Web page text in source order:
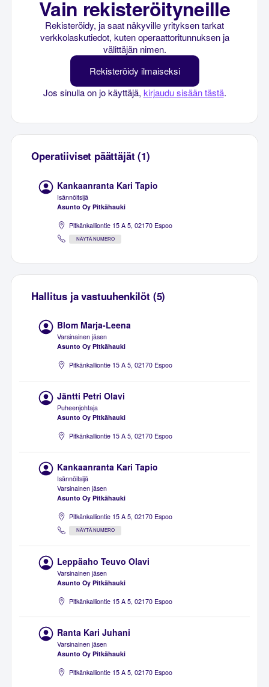
Vain rekisteröityneille
Rekisteröidy, ja saat näkyville yrityksen tarkat
verkkolaskutiedot, kuten operaattoritunnuksen ja
välittäjän nimen.
Rekisteröidy ilmaiseksi
Jos sinulla on jo käyttäjä, kirjaudu sisään tästä.
Operatiiviset päättäjät (1)
Kankaanranta Kari Tapio
Isännöitsijä
Asunto Oy Pitkähauki
Pitkänkalliontie 15 A 5, 02170 Espoo
NÄYTÄ NUMERO
Hallitus ja vastuuhenkilöt (5)
Blom Marja-Leena
Varsinainen jäsen
Asunto Oy Pitkähauki
Pitkänkalliontie 15 A 5, 02170 Espoo
Jäntti Petri Olavi
Puheenjohtaja
Asunto Oy Pitkähauki
Pitkänkalliontie 15 A 5, 02170 Espoo
Kankaanranta Kari Tapio
Isännöitsijä
Varsinainen jäsen
Asunto Oy Pitkähauki
Pitkänkalliontie 15 A 5, 02170 Espoo
NÄYTÄ NUMERO
Leppäaho Teuvo Olavi
Varsinainen jäsen
Asunto Oy Pitkähauki
Pitkänkalliontie 15 A 5, 02170 Espoo
Ranta Kari Juhani
Varsinainen jäsen
Asunto Oy Pitkähauki
Pitkänkalliontie 15 A 5, 02170 Espoo